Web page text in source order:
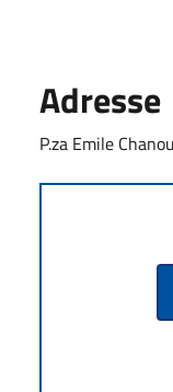
Adresse
P.za Emile